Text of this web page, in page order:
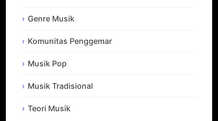
Genre Musik
Komunitas Penggemar
Musik Pop
Musik Tradisional
Teori Musik